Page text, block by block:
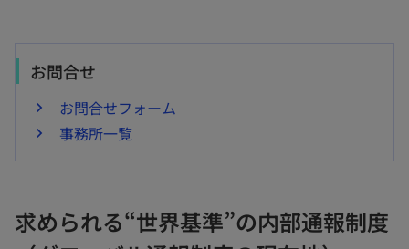
タ
ブ
で
開
お問合せ
お問合せフォーム
事務所一覧
求められる“世界基準”の内部通報制度